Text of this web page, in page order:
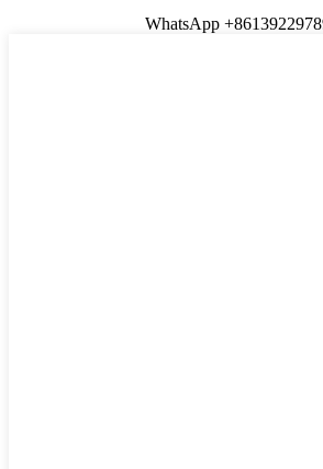
WhatsApp